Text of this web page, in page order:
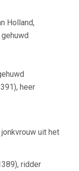
Holland,
heer
uit het
ridder